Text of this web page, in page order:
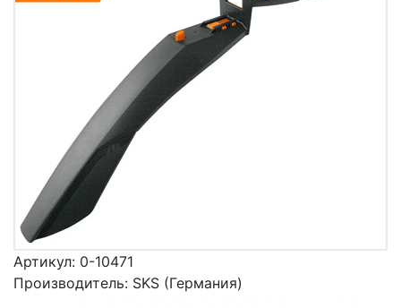
Артикул: 0-10471
Производитель: SKS (Германия)